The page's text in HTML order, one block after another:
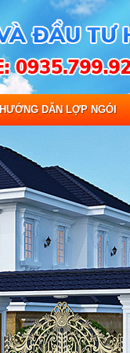
HƯỚNG DẪN LỢP NGÓI